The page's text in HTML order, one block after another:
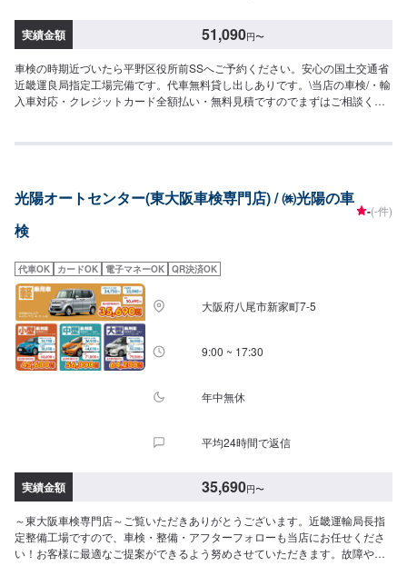
実績金額 51,090円〜
車検の時期近づいたら平野区役所前SSへご予約ください。安心の国土交通省
近畿運良局指定工場完備です。代車無料貸し出しありです。\当店の車検/・輸
入車対応・クレジットカード全額払い・無料見積ですのでまずはご相談くだ
円引/【9種類のお得な割引制度！】①早期予約割引6ヶ月前6,000円引5ヶ月前
リピート割引1,000円引⑤当店初めて割引1,000円引⑥代車不要割引1,000円
引⑦入庫日即決割引1,000円⑧お得意様会員割引1,000円⑨WEB予約割引
1,000円--------------------＜車検料金＞◉軽自動車整備基本料：8,250円完成検査
円最大割引後：36,090円＞＞＞減税対象車なら34,490円◉小型乗用車整備基
本料：8,250円完成検査料：7,700円継続申請料：8,800円法定費用計：
36,250円▶︎[合計金額]61,000円最大割引後：46,000円＞＞＞減税対象車なら
39,600円◉中型乗用車整備基本料：10,450円完成検査料：7,700円継続申請
料：8,800円法定費用計：44,450円▶︎[合計金額]71,400円最大割引後：56,400
円＞＞＞減税対象車なら46,800円◉大型乗用車整備基本料：10,450円完成検
査料：7,700円継続申請料：8,800円法定費用計：52,750円▶︎[合計金
中型乗用車が3ナンバーの場合、印紙代が＋1,000円となり合計価格も変わり
並行輸入車・一部改造車等は、お受けできない場合がございます。・他割引
車検費用に充当いたします。返金はできかねます。
光陽オートセンター(東大阪車検専門店) / ㈱光陽の車
検
-(-件)
代車OK カードOK 電子マネーOK QR決済OK
大阪府八尾市新家町7-5
9:00 ~ 17:30
年中無休
平均24時間で返信
実績金額 35,690円〜
～東大阪車検専門店～ご覧いただきありがとうございます。近畿運輸局長指
定整備工場ですので、車検・整備・アフターフォローも当店にお任せくださ
い！お客様に最適なご提案ができるよう努めさせていただきます。故障やト